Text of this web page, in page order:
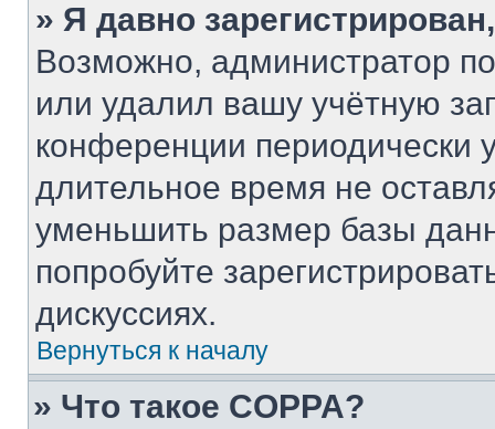
» Я давно
Возможно, администратор
или удалил вашу учётную
конференции периодически
длительное время не
уменьшить размер базы
попробуйте
дискуссиях.
Вернуться к началу
» Что такое COPPA?